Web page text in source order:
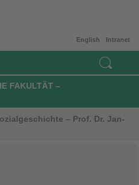
Intranet
English
FAKULTÄT –
– Prof. Dr. Jan-